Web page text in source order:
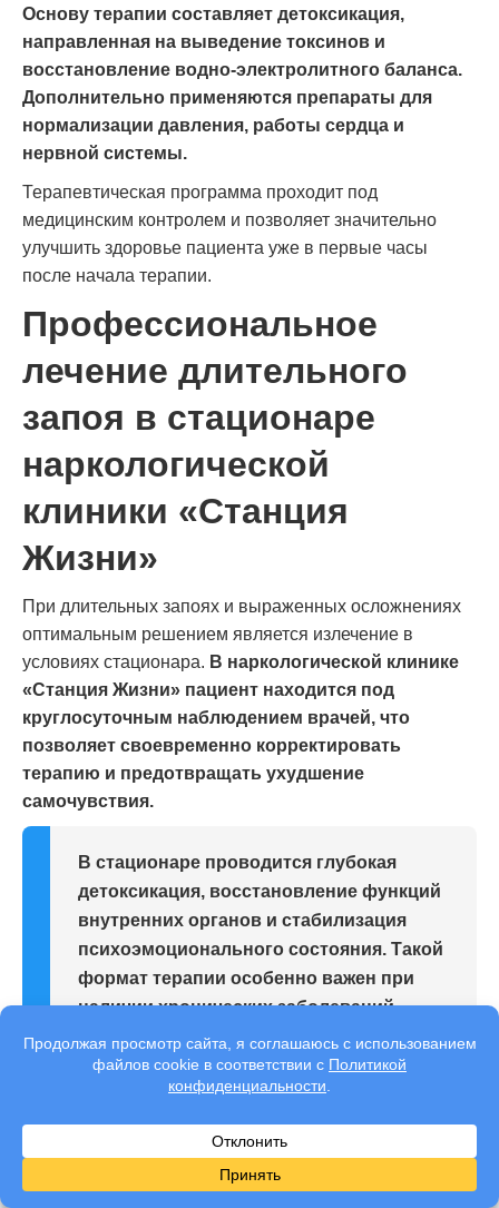
Основу терапии составляет детоксикация,
направленная на выведение токсинов и
восстановление водно-электролитного баланса.
Дополнительно применяются препараты для
нормализации давления, работы сердца и
нервной системы.
Терапевтическая программа проходит под
медицинским контролем и позволяет значительно
улучшить здоровье пациента уже в первые часы
после начала терапии.
Профессиональное
лечение длительного
запоя в стационаре
наркологической
клиники «Станция
Жизни»
При длительных запоях и выраженных осложнениях
оптимальным решением является излечение в
условиях стационара. В наркологической клинике
«Станция Жизни» пациент находится под
круглосуточным наблюдением врачей, что
позволяет своевременно корректировать
терапию и предотвращать ухудшение
самочувствия.
В стационаре проводится глубокая
детоксикация, восстановление функций
внутренних органов и стабилизация
психоэмоционального состояния. Такой
формат терапии особенно важен при
наличии хронических заболеваний,
риске алкогольных психозов и
повторных запойных эпизодов.
Госпитализация создаёт безопасные
условия для выхода из пьянства и
дальнейшей работы с зависимостью.